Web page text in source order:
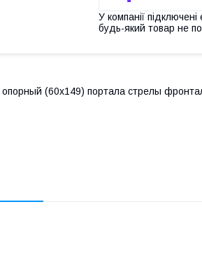
У компанії
будь-який товар не
опорный (60х149) портала стрелы